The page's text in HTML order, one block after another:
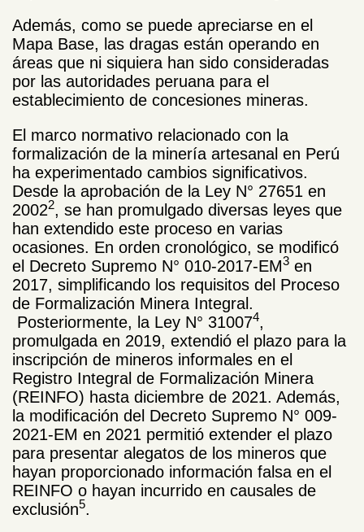
Además, como se puede apreciarse en el
Mapa Base, las dragas están operando en
áreas que ni siquiera han sido consideradas
por las autoridades peruana para el
establecimiento de concesiones mineras.
El marco normativo relacionado con la
formalización de la minería artesanal en Perú
ha experimentado cambios significativos.
Desde la aprobación de la Ley N° 27651 en
20022, se han promulgado diversas leyes que
han extendido este proceso en varias
ocasiones. En orden cronológico, se modificó
el Decreto Supremo N° 010-2017-EM3 en
2017, simplificando los requisitos del Proceso
de Formalización Minera Integral.
Posteriormente, la Ley N° 310074,
promulgada en 2019, extendió el plazo para la
inscripción de mineros informales en el
Registro Integral de Formalización Minera
(REINFO) hasta diciembre de 2021. Además,
la modificación del Decreto Supremo N° 009-
2021-EM en 2021 permitió extender el plazo
para presentar alegatos de los mineros que
hayan proporcionado información falsa en el
REINFO o hayan incurrido en causales de
exclusión5.